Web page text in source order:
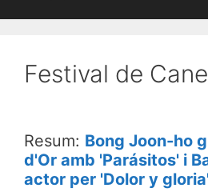
Festival de
Resum: Bong Joon-ho
d'Or amb 'Parásitos' i
actor per 'Dolor y